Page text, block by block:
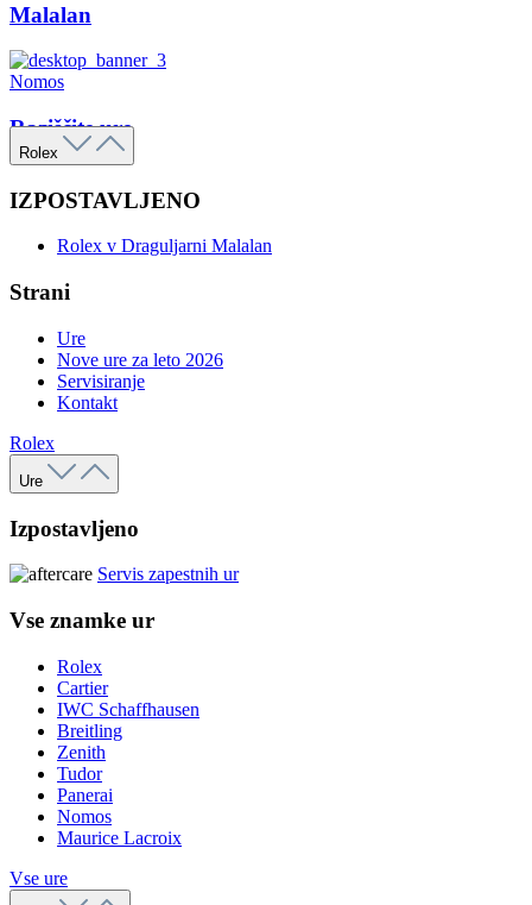
Malalan
Nomos
Raziščite ure
Rolex
IZPOSTAVLJENO
Rolex v Draguljarni Malalan
Strani
Ure
Nove ure za leto 2026
Servisiranje
Kontakt
Rolex
Ure
Izpostavljeno
Servis zapestnih ur
Vse znamke ur
Rolex
Cartier
IWC Schaffhausen
Breitling
Zenith
Tudor
Panerai
Nomos
Maurice Lacroix
Vse ure